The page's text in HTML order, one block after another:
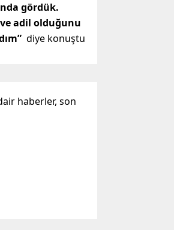
gördük.
adil olduğunu
diye konuştu
haberler, son